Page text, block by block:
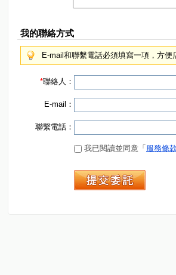
我的聯絡方式
E-mail和聯繫電話必須填寫一項，方
*聯絡人：
E-mail：
聯繫電話：
我已閱讀並同意「 服務條款